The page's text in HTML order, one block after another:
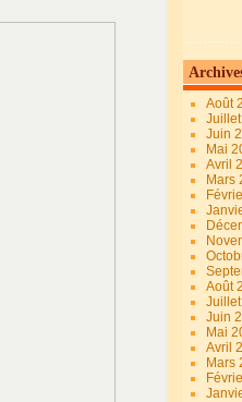
Août
Juin
Mai
Avril
Mars
Août
Juin
Mai
Avril
Mars